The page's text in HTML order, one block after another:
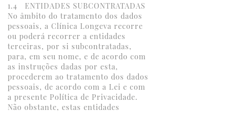
1.4 ENTIDADES SUBCONTRATADAS
No âmbito do tratamento dos dados
pessoais, a Clínica Longeva recorre
ou poderá recorrer a entidades
terceiras, por si subcontratadas,
para, em seu nome, e de acordo com
as instruções dadas por esta,
procederem ao tratamento dos dados
pessoais, de acordo com a Lei e com
a presente Política de Privacidade.
Não obstante, estas entidades